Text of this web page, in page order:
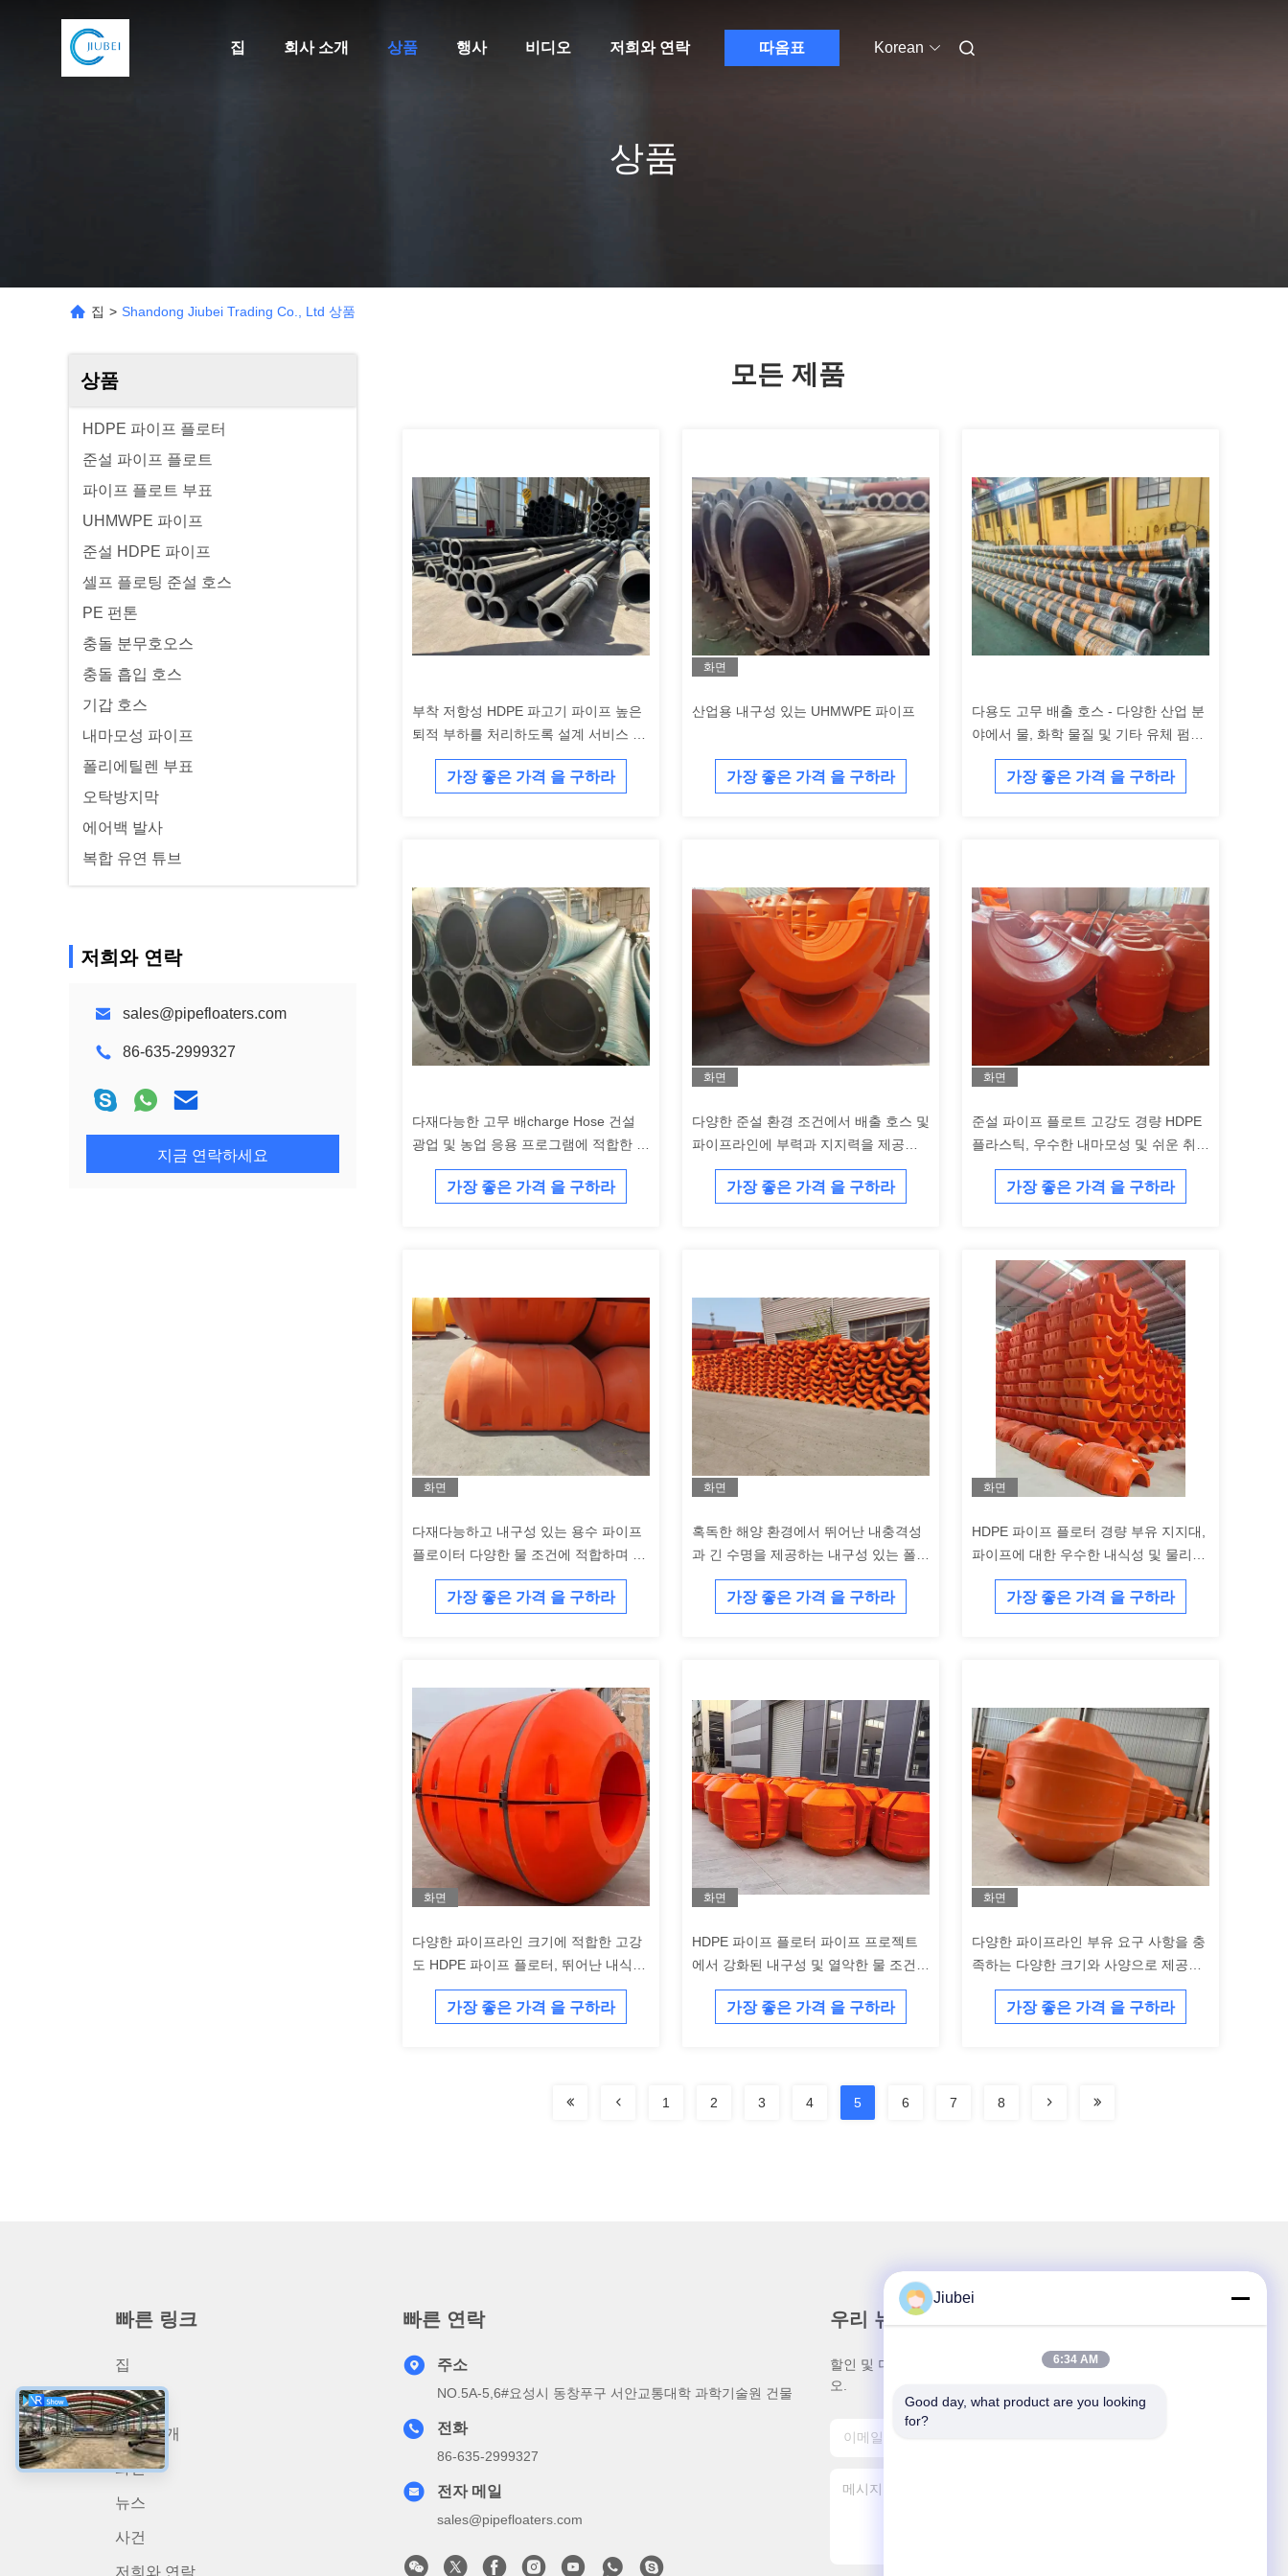
집 회사 소개 상품 행사 비디오 저희와 연락 따옴표 Korean
상품
집 > Shandong Jiubei Trading Co., Ltd 상품
상품
HDPE 파이프 플로터
준설 파이프 플로트
파이프 플로트 부표
UHMWPE 파이프
준설 HDPE 파이프
셀프 플로팅 준설 호스
PE 펀톤
충돌 분무호오스
충돌 흡입 호스
기갑 호스
내마모성 파이프
폴리에틸렌 부표
오탁방지막
에어백 발사
복합 유연 튜브
저희와 연락
sales@pipefloaters.com
86-635-2999327
지금 연락하세요
모든 제품
부착 저항성 HDPE 파고기 파이프 높은
퇴적 부하를 처리하도록 설계 서비스 수
명을 연장하고 정지 시간을 줄입니다
가장 좋은 가격 을 구하라
화면
산업용 내구성 있는 UHMWPE 파이프
가장 좋은 가격 을 구하라
다용도 고무 배출 호스 - 다양한 산업 분
야에서 물, 화학 물질 및 기타 유체 펌핑
에 완벽합니다.
가장 좋은 가격 을 구하라
다재다능한 고무 배charge Hose 건설
광업 및 농업 응용 프로그램에 적합한 강
력한 유체 전송을 필요로
가장 좋은 가격 을 구하라
화면
다양한 준설 환경 조건에서 배출 호스 및
파이프라인에 부력과 지지력을 제공하
는 HDPE 준설 파이프 플로트
가장 좋은 가격 을 구하라
화면
준설 파이프 플로트 고강도 경량 HDPE
플라스틱, 우수한 내마모성 및 쉬운 취급
으로 준설 작업에 적합
가장 좋은 가격 을 구하라
화면
다재다능하고 내구성 있는 용수 파이프
플로이터 다양한 물 조건에 적합하며 일
관성 있는 지원과 안정성을 제공합니다
가장 좋은 가격 을 구하라
화면
혹독한 해양 환경에서 뛰어난 내충격성
과 긴 수명을 제공하는 내구성 있는 폴리
에틸렌 준설 파이프 플로트
가장 좋은 가격 을 구하라
화면
HDPE 파이프 플로터 경량 부유 지지대,
파이프에 대한 우수한 내식성 및 물리적
충격 저항 제공
가장 좋은 가격 을 구하라
화면
다양한 파이프라인 크기에 적합한 고강
도 HDPE 파이프 플로터, 뛰어난 내식성
및 내충격성 제공
가장 좋은 가격 을 구하라
화면
HDPE 파이프 플로터 파이프 프로젝트
에서 강화된 내구성 및 열악한 물 조건에
대한 저항을 위해 설계되었습니다.
가장 좋은 가격 을 구하라
화면
다양한 파이프라인 부유 요구 사항을 충
족하는 다양한 크기와 사양으로 제공되
는 맞춤형 HDPE 파이프 플로터
가장 좋은 가격 을 구하라
1 2 3 4 5 6 7 8
빠른 링크
집
상품
회사 소개
화면
뉴스
사건
저희와 연락
빠른 연락
주소
NO.5A-5,6#요성시 동창푸구 서안교통대학 과학기술원 건물
전화
86-635-2999327
전자 메일
sales@pipefloaters.com
우리 뉴스레터
할인 및 더 많은 정보를 얻기 위해 뉴스레터에 가입하십시
오.
Jiubei
6:34 AM
Good day, what product are you looking
for?